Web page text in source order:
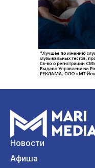
Новости
Афиша